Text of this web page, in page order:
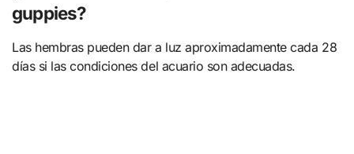
guppies?
Las hembras pueden dar a luz aproximadamente cada 28
días si las condiciones del acuario son adecuadas.